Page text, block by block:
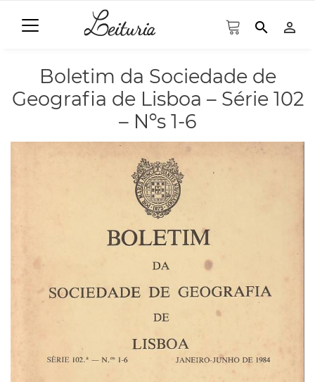
search person_outline
Boletim da Sociedade de
Geografia de Lisboa – Série 102
– Nºs 1-6